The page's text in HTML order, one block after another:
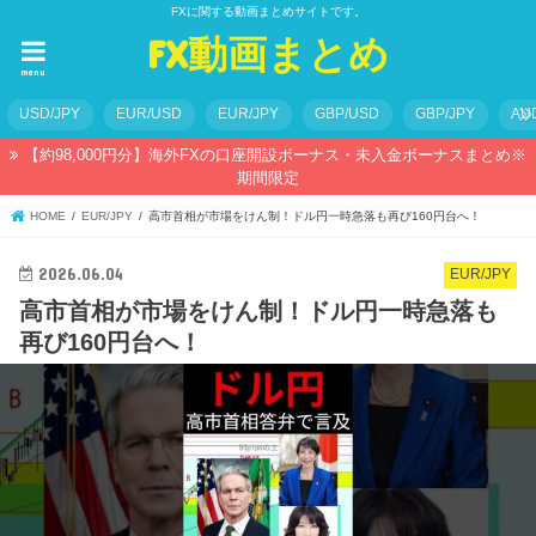
FXに関する動画まとめサイトです。
FX動画まとめ
menu
USD/JPY EUR/USD EUR/JPY GBP/USD GBP/JPY
【約98,000円分】海外FXの口座開設ボーナス・未入金ボーナスまとめ※
期間限定
HOME EUR/JPY 高市首相が市場をけん制！ドル円一時急落も再び160円台へ！
EUR/JPY
2026.06.04
高市首相が市場をけん制！ドル円一時急落も
再び160円台へ！